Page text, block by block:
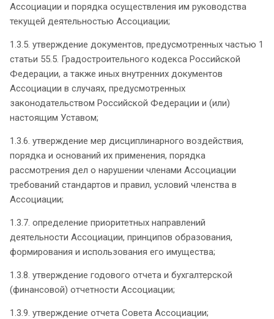
Ассоциации и порядка осуществления им руководства
текущей деятельностью Ассоциации;
1.3.5. утверждение документов, предусмотренных частью 1
статьи 55.5. Градостроительного кодекса Российской
Федерации, а также иных внутренних документов
Ассоциации в случаях, предусмотренных
законодательством Российской Федерации и (или)
настоящим Уставом;
1.3.6. утверждение мер дисциплинарного воздействия,
порядка и оснований их применения, порядка
рассмотрения дел о нарушении членами Ассоциации
требований стандартов и правил, условий членства в
Ассоциации;
1.3.7. определение приоритетных направлений
деятельности Ассоциации, принципов образования,
формирования и использования его имущества;
1.3.8. утверждение годового отчета и бухгалтерской
(финансовой) отчетности Ассоциации;
1.3.9. утверждение отчета Совета Ассоциации;